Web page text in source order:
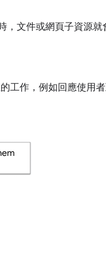
，文件或網頁子資源就
工作，例如回應使用